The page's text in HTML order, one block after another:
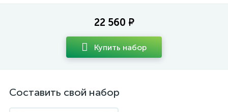
22 560 ₽
Купить набор
Составить свой набор